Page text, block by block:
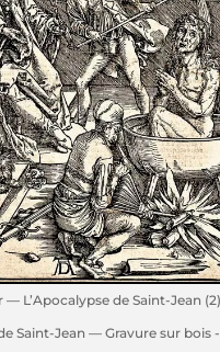
L’A­po­ca­lypse de Saint-Jean
Saint-Jean — Gra­vure sur bois -